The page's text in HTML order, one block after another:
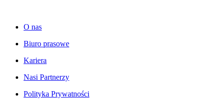
O nas
Biuro prasowe
Kariera
Nasi Partnerzy
Polityka Prywatności